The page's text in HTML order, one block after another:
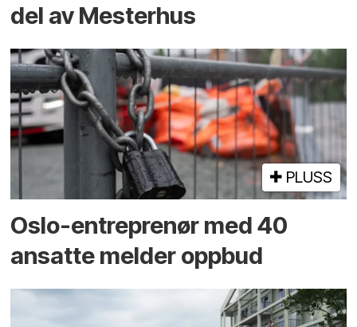
del av Mesterhus
PLUSS
Oslo-entreprenør med 40
ansatte melder oppbud